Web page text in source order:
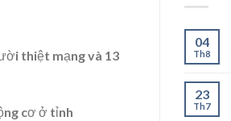
thiệt mạng và 13
cơ ở tỉnh
04
Th8
23
Th7